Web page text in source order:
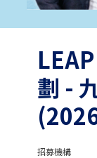
劃 -
招募機構